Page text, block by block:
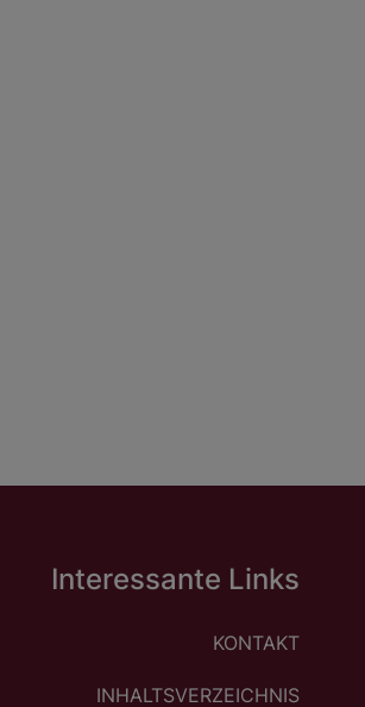
Interessante Links
KONTAKT
INHALTSVERZEICHNIS